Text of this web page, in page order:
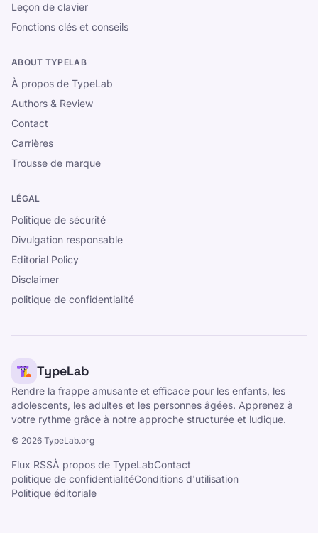
Leçon de clavier
Fonctions clés et conseils
ABOUT TYPELAB
À propos de TypeLab
Authors & Review
Contact
Carrières
Trousse de marque
LÉGAL
Politique de sécurité
Divulgation responsable
Editorial Policy
Disclaimer
politique de confidentialité
TypeLab
Rendre la frappe amusante et efficace pour les enfants, les
adolescents, les adultes et les personnes âgées. Apprenez à
votre rythme grâce à notre approche structurée et ludique.
© 2026 TypeLab.org
Flux RSSÀ propos de TypeLabContact
politique de confidentialitéConditions d'utilisation
Politique éditoriale